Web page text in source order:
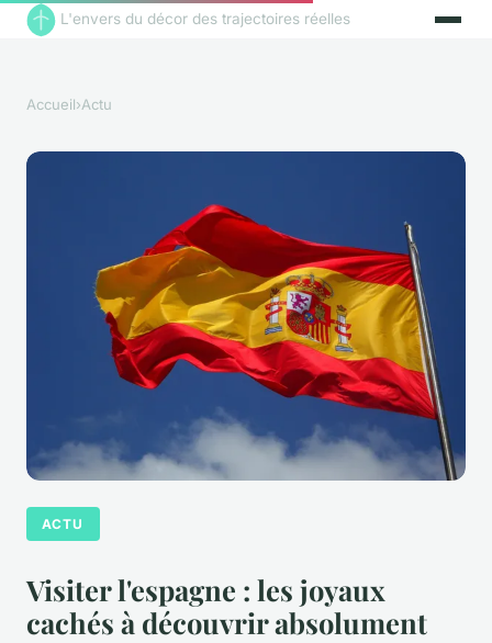
L'envers du décor des trajectoires réelles
Accueil›Actu
ACTU
Visiter l'espagne : les joyaux
cachés à découvrir absolument